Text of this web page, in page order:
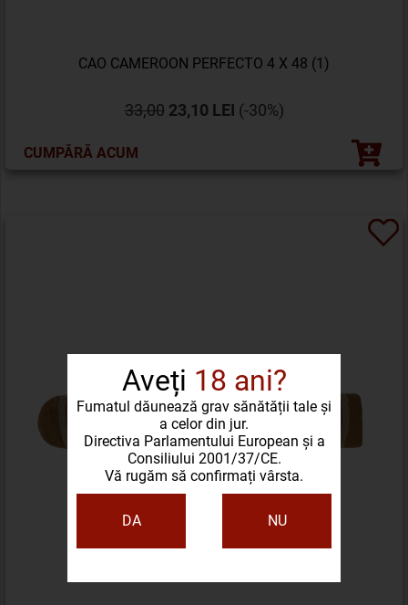
Aveți 18 ani?
Fumatul dăunează grav sănătății tale și
a celor din jur.
Directiva Parlamentului European și a
Consiliului 2001/37/CE.
Vă rugăm să confirmați vârsta.
DA NU
CAO CAMEROON PERFECTO 4 X 48 (1)
33,00 23,10 LEI (-30%)
CUMPĂRĂ ACUM